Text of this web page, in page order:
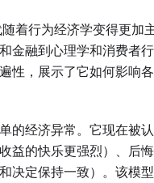
着行为经济学变得更加
金融到心理学和消费者
性，展示了它如何影响
的经济异常。它现在被
益的快乐更强烈）、后
决定保持一致）。该模